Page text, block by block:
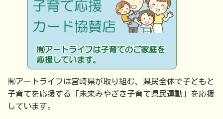
㈲アートライフは宮崎県が取り組む、県民全体で子どもと
子育てを応援する「未来みやざき子育て県民運動」を応援
しています。